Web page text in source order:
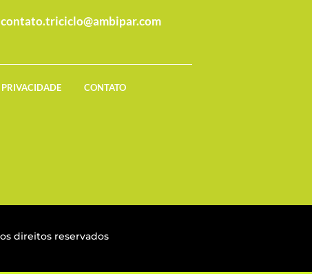
contato.triciclo@ambipar.com
CONTATO
direitos reservados